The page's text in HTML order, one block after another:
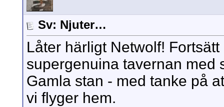
Sv: Njuter…
Låter härligt Netwolf!
supergenuina tavernan med
Gamla stan - med tanke på
vi flyger hem.